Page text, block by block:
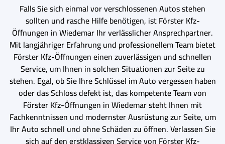
Falls Sie sich einmal vor verschlossenen Autos stehen
sollten und rasche Hilfe benötigen, ist Förster Kfz-
Öffnungen in Wiedemar Ihr verlässlicher Ansprechpartner.
Mit langjähriger Erfahrung und professionellem Team bietet
Förster Kfz-Öffnungen einen zuverlässigen und schnellen
Service, um Ihnen in solchen Situationen zur Seite zu
stehen. Egal, ob Sie Ihre Schlüssel im Auto vergessen haben
oder das Schloss defekt ist, das kompetente Team von
Förster Kfz-Öffnungen in Wiedemar steht Ihnen mit
Fachkenntnissen und modernster Ausrüstung zur Seite, um
Ihr Auto schnell und ohne Schäden zu öffnen. Verlassen Sie
sich auf den erstklassigen Service von Förster Kfz-